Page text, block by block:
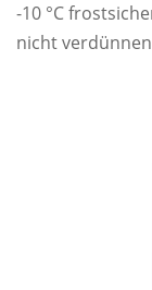
-10 °C
nicht